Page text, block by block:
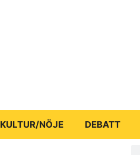
KULTUR/NÖJE DEBATT